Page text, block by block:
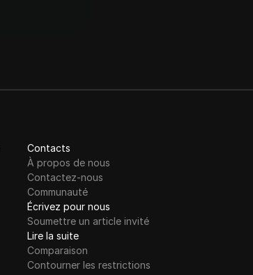
Contacts
À propos de nous
Contactez-nous
Communauté
Écrivez pour nous
Soumettre un article invité
Lire la suite
Comparaison
Contourner les restrictions